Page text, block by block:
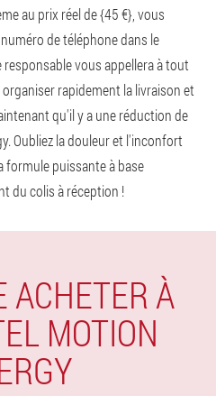
au prix réel de {45 €}, vous
de téléphone dans le
vous appellera à tout
rapidement la livraison et
qu'il y a une réduction de
Oubliez la douleur et l'inconfort
formule puissante à base
du colis à réception !
ACHETER À
MOTION